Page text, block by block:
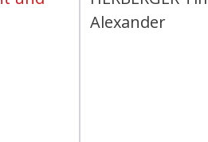
Alexander